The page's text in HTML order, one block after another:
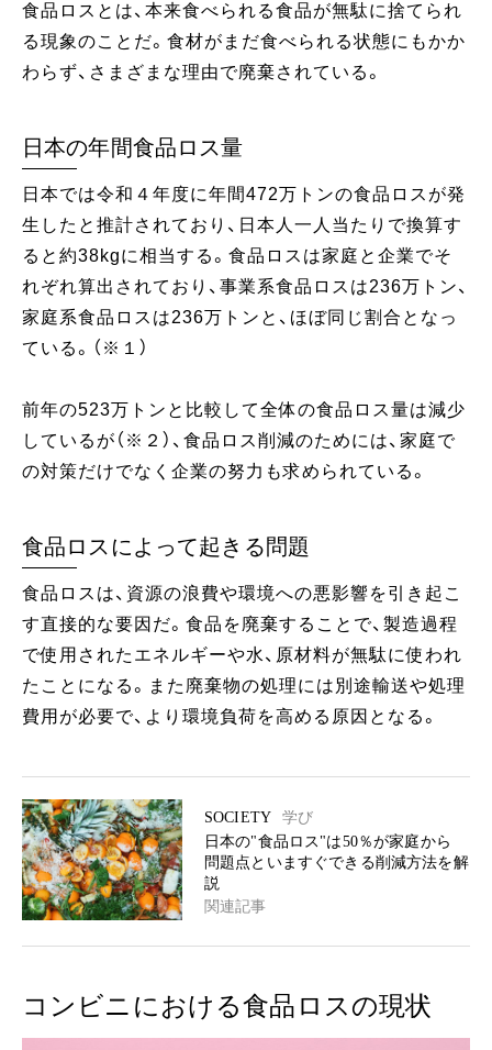
食品ロスとは、本来食べられる食品が無駄に捨てられ
る現象のことだ。食材がまだ食べられる状態にもかか
わらず、さまざまな理由で廃棄されている。
日本の年間食品ロス量
日本では令和４年度に年間472万トンの食品ロスが発
生したと推計されており、日本人一人当たりで換算す
ると約38kgに相当する。食品ロスは家庭と企業でそ
れぞれ算出されており、事業系食品ロスは236万トン、
家庭系食品ロスは236万トンと、ほぼ同じ割合となっ
ている。（※１）
前年の523万トンと比較して全体の食品ロス量は減少
しているが（※２）、食品ロス削減のためには、家庭で
の対策だけでなく企業の努力も求められている。
食品ロスによって起きる問題
食品ロスは、資源の浪費や環境への悪影響を引き起こ
す直接的な要因だ。食品を廃棄することで、製造過程
で使用されたエネルギーや水、原材料が無駄に使われ
たことになる。また廃棄物の処理には別途輸送や処理
費用が必要で、より環境負荷を高める原因となる。
SOCIETY
学び
日本の"食品ロス"は50％が家庭から
問題点といますぐできる削減方法を解
説
関連記事
コンビニにおける食品ロスの現状